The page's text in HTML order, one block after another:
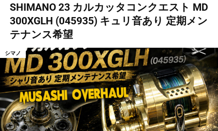
SHIMANO 23 カルカッタコンクエスト MD
300XGLH (045935) キュリ音あり 定期メン
テナンス希望
シマノ